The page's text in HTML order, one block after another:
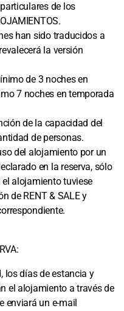
de los
han sido traducidos a
la versión
de 3 noches en
7 noches en temporada
de la capacidad del
de personas.
del alojamiento por un
en la reserva, sólo
alojamiento tuviese
de RENT & SALE y
los días de estancia y
el alojamiento a través de
enviará un e-mail